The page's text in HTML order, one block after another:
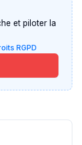
et piloter la
RGPD